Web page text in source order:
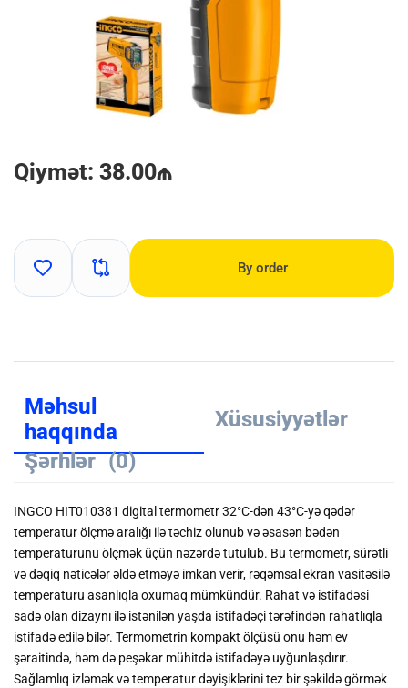
Qiymət: 38.00₼
By order
Məhsul
haqqında
Xüsusiyyətlər
Şərhlər (0)
INGCO HIT010381 digital termometr 32°C-dən 43°C-yə qədər
temperatur ölçmə aralığı ilə təchiz olunub və əsasən bədən
temperaturunu ölçmək üçün nəzərdə tutulub. Bu termometr, sürətli
və dəqiq nəticələr əldə etməyə imkan verir, rəqəmsal ekran vasitəsilə
temperaturu asanlıqla oxumaq mümkündür. Rahat və istifadəsi
sadə olan dizaynı ilə istənilən yaşda istifadəçi tərəfindən rahatlıqla
istifadə edilə bilər. Termometrin kompakt ölçüsü onu həm ev
şəraitində, həm də peşəkar mühitdə istifadəyə uyğunlaşdırır.
Sağlamlıq izləmək və temperatur dəyişiklərini tez bir şəkildə görmək